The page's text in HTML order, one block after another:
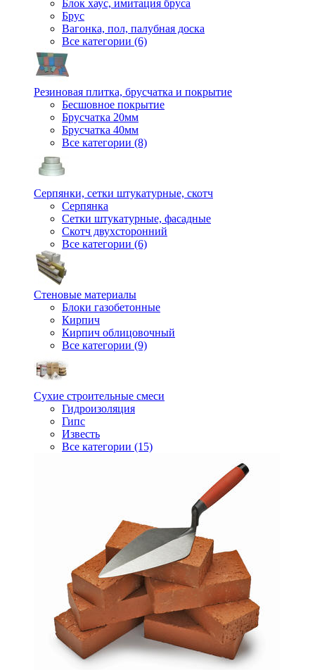
Блок хаус, имитация бруса
Брус
Вагонка, пол, палубная доска
Все категории (6)
Резиновая плитка, брусчатка и покрытие
Бесшовное покрытие
Брусчатка 20мм
Брусчатка 40мм
Все категории (8)
Серпянки, сетки штукатурные, скотч
Серпянка
Сетки штукатурные, фасадные
Скотч двухсторонний
Все категории (6)
Стеновые материалы
Блоки газобетонные
Кирпич
Кирпич облицовочный
Все категории (9)
Сухие строительные смеси
Гидроизоляция
Гипс
Известь
Все категории (15)